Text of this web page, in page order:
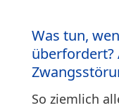
Was tun,
überfordert?
So ziemlich